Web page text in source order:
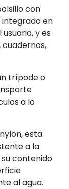
con
en
y es
trípode o
a lo
esta
a la
contenido
al agua.